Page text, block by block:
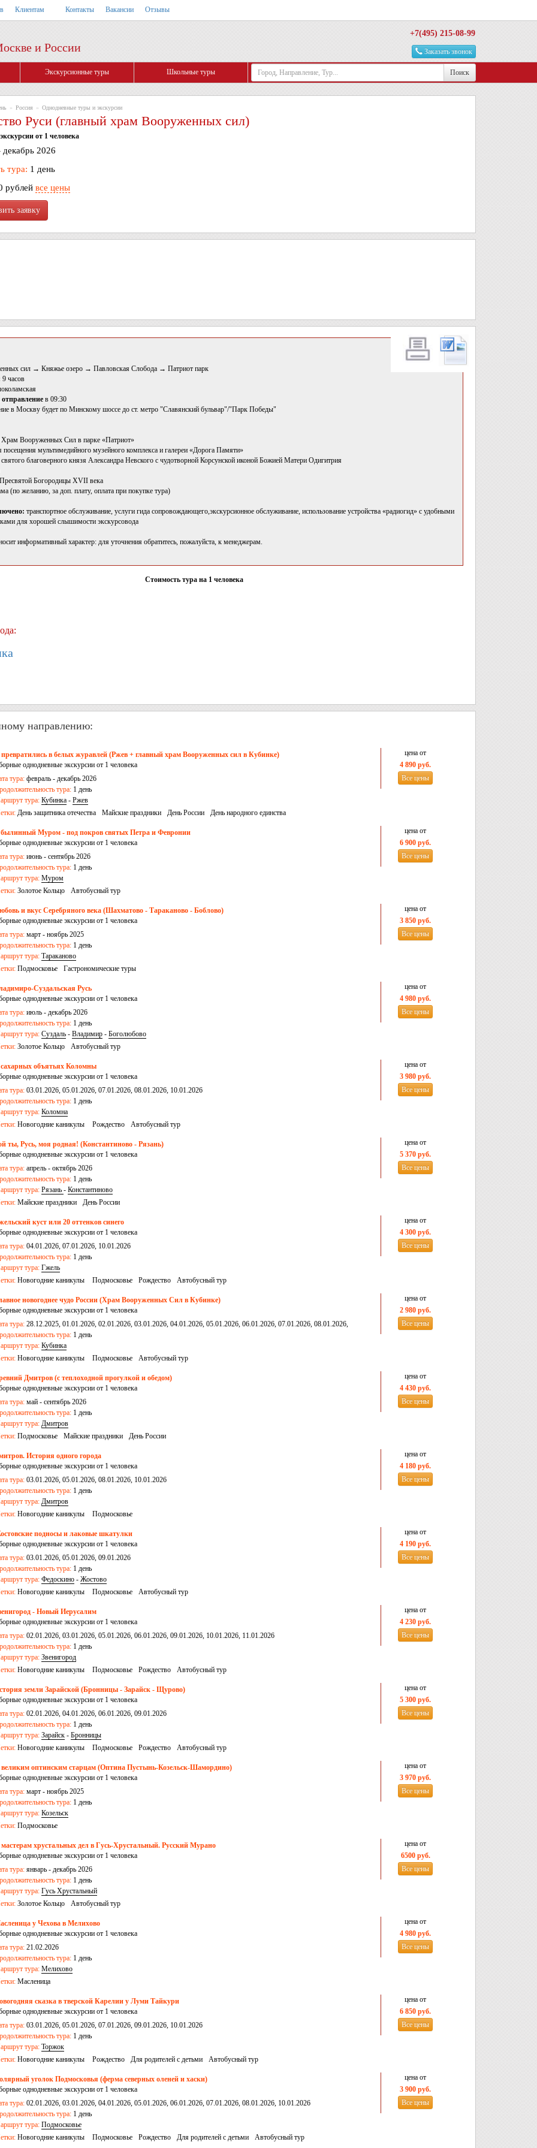
Клиентам Контакты Вакансии Отзывы
и России
+7(495) 215-08-99
Заказать звонок
Экскурсионные туры Школьные туры Поиск
» Россия » Однодневные туры и экскурсии
Руси (главный храм Вооруженных сил)
от 1 человека
декабрь 2026
тура: 1 день
рублей все цены
сил → Княжье озеро → Павловская Слобода → Патриот парк
9 часов
отправление в 09:30
в Москву будет по Минскому шоссе до ст. метро "Славянский бульвар"/"Парк Победы"
Храм Вооруженных Сил в парке «Патриот»
мультимедийного музейного комплекса и галереи «Дорога Памяти»
благоверного князя Александра Невского с чудотворной Корсунской иконой Божией Матери Одигитрия
Богородицы XVII века
(по желанию, за доп. плату, оплата при покупке тура)
транспортное обслуживание, услуги гида сопровождающего,экскурсионное обслуживание, использование устройства «радиогид» с удобными
для хорошей слышимости экскурсовода
информативный характер: для уточнения обратитесь, пожалуйста, к менеджерам.
Стоимость тура на 1 человека
направлению:
в белых журавлей (Ржев + главный храм Вооруженных сил в Кубинке)
однодневные экскурсии от 1 человека
тура: февраль - декабрь 2026
тура: 1 день
тура: Кубинка - Ржев
День защитника отечества Майские праздники День России День народного единства
цена от
4 890 руб.
Все цены
Муром - под покров святых Петра и Февронии
однодневные экскурсии от 1 человека
тура: июнь - сентябрь 2026
тура: 1 день
тура: Муром
Золотое Кольцо Автобусный тур
цена от
6 900 руб.
Все цены
и вкус Серебряного века (Шахматово - Тараканово - Боблово)
однодневные экскурсии от 1 человека
тура: март - ноябрь 2025
тура: 1 день
тура: Тараканово
Подмосковье Гастрономические туры
цена от
3 850 руб.
Все цены
Суздальская Русь
однодневные экскурсии от 1 человека
тура: июль - декабрь 2026
тура: 1 день
тура: Суздаль - Владимир - Боголюбово
Золотое Кольцо Автобусный тур
цена от
4 980 руб.
Все цены
объятьях Коломны
однодневные экскурсии от 1 человека
тура: 03.01.2026, 05.01.2026, 07.01.2026, 08.01.2026, 10.01.2026
тура: 1 день
тура: Коломна
Новогодние каникулы Рождество Автобусный тур
цена от
3 980 руб.
Все цены
ты, Русь, моя родная! (Константиново - Рязань)
однодневные экскурсии от 1 человека
тура: апрель - октябрь 2026
тура: 1 день
тура: Рязань - Константиново
Майские праздники День России
цена от
5 370 руб.
Все цены
куст или 20 оттенков синего
однодневные экскурсии от 1 человека
тура: 04.01.2026, 07.01.2026, 10.01.2026
тура: 1 день
тура: Гжель
Новогодние каникулы Подмосковье Рождество Автобусный тур
цена от
4 300 руб.
Все цены
новогоднее чудо России (Храм Вооруженных Сил в Кубинке)
однодневные экскурсии от 1 человека
тура: 28.12.2025, 01.01.2026, 02.01.2026, 03.01.2026, 04.01.2026, 05.01.2026, 06.01.2026, 07.01.2026, 08.01.2026,
10.01.2026, 17.01.2026, 27.12.2026
тура: 1 день
тура: Кубинка
Новогодние каникулы Подмосковье Автобусный тур
цена от
2 980 руб.
Все цены
Дмитров (с теплоходной прогулкой и обедом)
однодневные экскурсии от 1 человека
тура: май - сентябрь 2026
тура: 1 день
тура: Дмитров
Подмосковье Майские праздники День России
цена от
4 430 руб.
Все цены
История одного города
однодневные экскурсии от 1 человека
тура: 03.01.2026, 05.01.2026, 08.01.2026, 10.01.2026
тура: 1 день
тура: Дмитров
Новогодние каникулы Подмосковье
цена от
4 180 руб.
Все цены
подносы и лаковые шкатулки
однодневные экскурсии от 1 человека
тура: 03.01.2026, 05.01.2026, 09.01.2026
тура: 1 день
тура: Федоскино - Жостово
Новогодние каникулы Подмосковье Автобусный тур
цена от
4 190 руб.
Все цены
- Новый Иерусалим
однодневные экскурсии от 1 человека
тура: 02.01.2026, 03.01.2026, 05.01.2026, 06.01.2026, 09.01.2026, 10.01.2026, 11.01.2026
тура: 1 день
тура: Звенигород
Новогодние каникулы Подмосковье Рождество Автобусный тур
цена от
4 230 руб.
Все цены
земли Зарайской (Бронницы - Зарайск - Щурово)
однодневные экскурсии от 1 человека
тура: 02.01.2026, 04.01.2026, 06.01.2026, 09.01.2026
тура: 1 день
тура: Зарайск - Бронницы
Новогодние каникулы Подмосковье Рождество Автобусный тур
цена от
5 300 руб.
Все цены
оптинским старцам (Оптина Пустынь-Козельск-Шамордино)
однодневные экскурсии от 1 человека
тура: март - ноябрь 2025
тура: 1 день
тура: Козельск
Подмосковье
цена от
3 970 руб.
Все цены
хрустальных дел в Гусь-Хрустальный. Русский Мурано
однодневные экскурсии от 1 человека
тура: январь - декабрь 2026
тура: 1 день
тура: Гусь Хрустальный
Золотое Кольцо Автобусный тур
цена от
6500 руб.
Все цены
у Чехова в Мелихово
однодневные экскурсии от 1 человека
тура: 21.02.2026
тура: 1 день
тура: Мелихово
Масленица
цена от
4 980 руб.
Все цены
сказка в тверской Карелии у Луми Тайкури
однодневные экскурсии от 1 человека
тура: 03.01.2026, 05.01.2026, 07.01.2026, 09.01.2026, 10.01.2026
тура: 1 день
тура: Торжок
Новогодние каникулы Рождество Для родителей с детьми Автобусный тур
цена от
6 850 руб.
Все цены
уголок Подмосковья (ферма северных оленей и хаски)
однодневные экскурсии от 1 человека
тура: 02.01.2026, 03.01.2026, 04.01.2026, 05.01.2026, 06.01.2026, 07.01.2026, 08.01.2026, 10.01.2026
тура: 1 день
тура: Подмосковье
Новогодние каникулы Подмосковье Рождество Для родителей с детьми Автобусный тур
цена от
3 900 руб.
Все цены